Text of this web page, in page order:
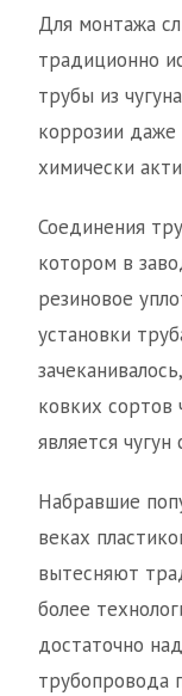
Для монтажа
традиционно
трубы из
коррозии
химически
Соединения
котором в
резиновое
установки
ковких сортов
является
Набравшие
веках
вытесняют
более
достаточно
трубопровода